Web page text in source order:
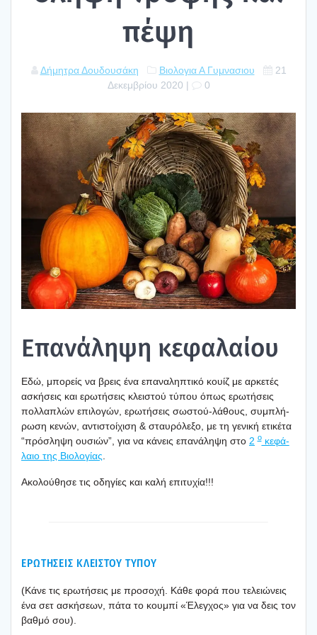
πέψη
Δήμητρα Δουδουσάκη Βιολογια Α Γυμνασιου
21
Δεκεμβρίου 2020 | 0
Επα­νά­λη­ψη κεφα­λαί­ου
Εδώ, μπο­ρείς να βρεις ένα επα­να­λη­πτι­κό κουίζ με αρκε­τές
ασκή­σεις και ερω­τή­σεις κλει­στού τύπου όπως ερω­τή­σεις
πολ­λα­πλών επι­λο­γών, ερω­τή­σεις σωστού-λάθους, συμπλή­
ρω­ση κενών, αντι­στοί­χι­ση & σταυ­ρό­λε­ξο, με τη γενι­κή ετι­κέ­τα
“πρό­σλη­ψη ουσιών”, για να κάνεις επα­νά­λη­ψη στο 2 οκεφά­
λαιο της Βιο­λο­γί­ας
Ακο­λού­θη­σε τις οδη­γί­ες και καλή επι­τυ­χία!!!
ΕΡΩΤΗΣΕΙΣ ΚΛΕΙΣΤΟΥ ΤΥΠΟΥ
(Κάνε τις ερω­τή­σεις με προ­σο­χή. Κάθε φορά που τελειώ­νεις
ένα σετ ασκή­σε­ων, πάτα το κου­μπί «Έλεγ­χος» για να δεις τον
βαθ­μό σου).